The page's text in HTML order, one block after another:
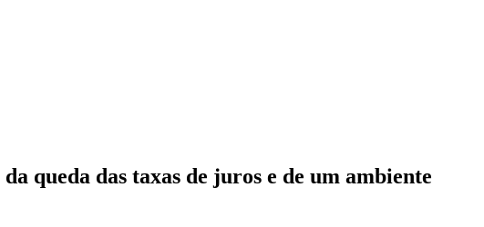
queda das taxas de juros e de um ambiente